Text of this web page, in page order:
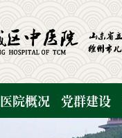
医院概况 党群建设